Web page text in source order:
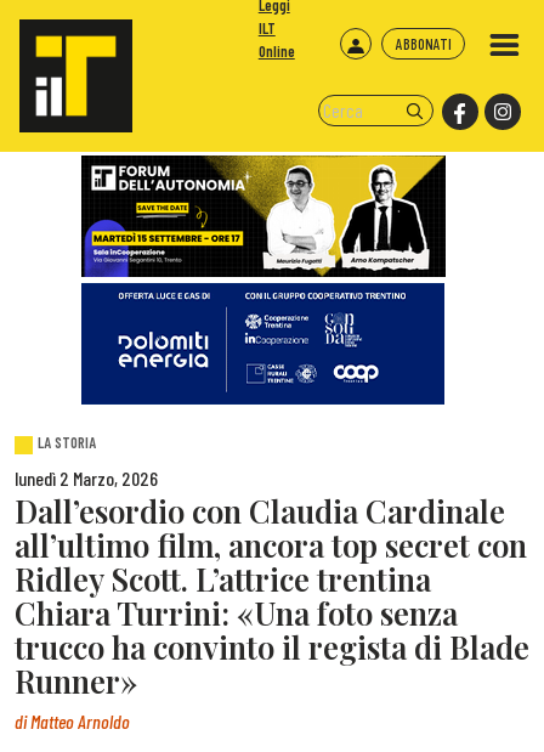
ABBONATI
Leggi
ILT
Online
LA STORIA
lunedì 2 Marzo, 2026
Dall’esordio con Claudia Cardinale
all’ultimo film, ancora top secret con
Ridley Scott. L’attrice trentina
Chiara Turrini: «Una foto senza
trucco ha convinto il regista di Blade
Runner»
diMatteo Arnoldo